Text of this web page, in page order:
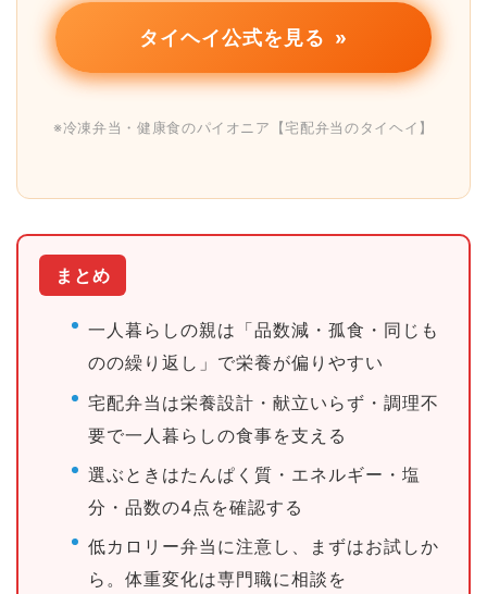
タイヘイ公式を見る
※冷凍弁当・健康食のパイオニア【宅配弁当のタイヘイ】
まとめ
一人暮らしの親は「品数減・孤食・同じも
のの繰り返し」で栄養が偏りやすい
宅配弁当は栄養設計・献立いらず・調理不
要で一人暮らしの食事を支える
選ぶときはたんぱく質・エネルギー・塩
分・品数の4点を確認する
低カロリー弁当に注意し、まずはお試しか
ら。体重変化は専門職に相談を